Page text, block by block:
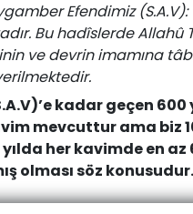
Efendimiz
Bu hadîslerde Allahû
ve devrin imamına
kadar geçen
mevcuttur ama biz
her kavimde en
olması söz konusudur.